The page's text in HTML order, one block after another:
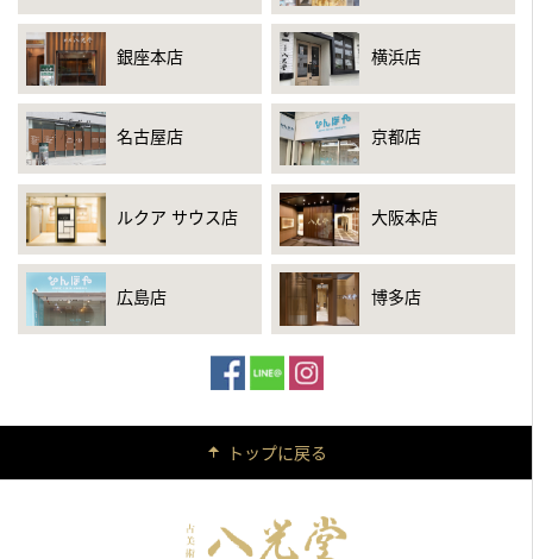
銀座本店 横浜店
名古屋店 京都店
ルクア サウス店 大阪本店
広島店 博多店
トップに戻る